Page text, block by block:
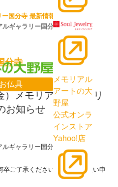
仏具
メモリアル
アートの大
野屋
公式オンラ
インストア
Yahoo!店
国分寺 最新情報一覧
ルギャラリー国分寺 臨時休業
分寺
メモリアルギャラリ
お知らせ
ギャラリー国分寺は、
ご了承くださいますようお願い申